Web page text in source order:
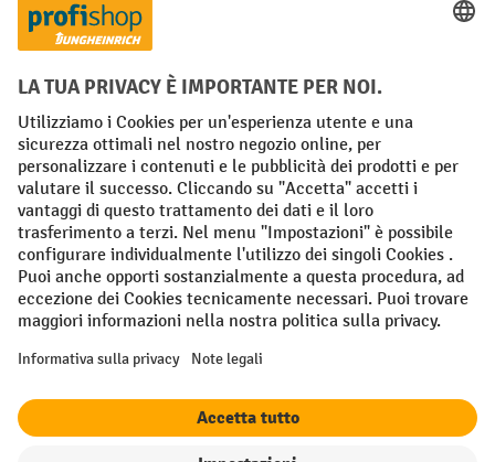
Condizioni Generali di Vendita
Dichiarazione di protezione dei dati Impronta
Impostazioni sulla privacy
All prices excl. VAT plusshipping costsand possible delivery charges,
if not stated otherwise.
¹ Lo sconto è valido fino a esaurimento scorte. Lo sconto non si applica
ai prezzi speciali. Non è possibile la combinazione con altri sconti o
buoni in percentuale. | ² Lo sconto viene concesso una sola volta al
per 10 giorni e può essere riscosso online a partire da un valore netto
categoria di prodotto ed è fino al 10%. Sono esclusi i transpallet
elettrici, i carrelli elevatori elettrici, i carrelli elevatori frontali